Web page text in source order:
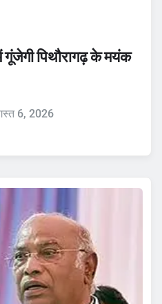
पिथौरागढ़ के मयंक
6, 2026